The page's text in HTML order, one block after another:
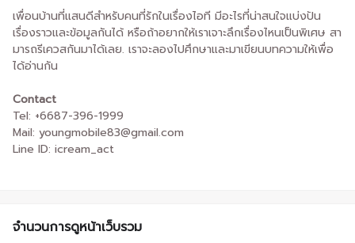
เพื่อนบ้านที่แสนดีสำหรับคนที่รักในเรื่องไอที มีอะไรที่น่าสนใจแบ่งปัน
เรื่องราวและข้อมูลกันได้ หรือถ้าอยากให้เราเจาะลึกเรื่องไหนเป็นพิเศษ สา
มารถรีเควสกันมาได้เลย. เราจะลองไปศึกษาและมาเขียนบทความให้เพื่อ
ได้อ่านกัน
Contact
Tel: +6687-396-1999
Mail: youngmobile83@gmail.com
Line ID: icream_act
จำนวนการดูหน้าเว็บรวม